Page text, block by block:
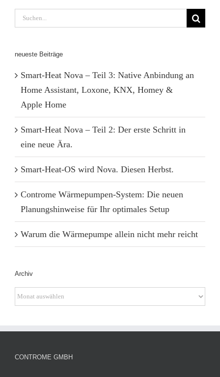
Suche
nach:
neueste Beiträge
Smart-Heat Nova – Teil 3: Native Anbindung an
Home Assistant, Loxone, KNX, Homey &
Apple Home
Smart-Heat Nova – Teil 2: Der erste Schritt in
eine neue Ära.
Smart-Heat-OS wird Nova. Diesen Herbst.
Controme Wärmepumpen-System: Die neuen
Planungshinweise für Ihr optimales Setup
Warum die Wärmepumpe allein nicht mehr reicht
Archiv
Archiv
CONTROME GMBH